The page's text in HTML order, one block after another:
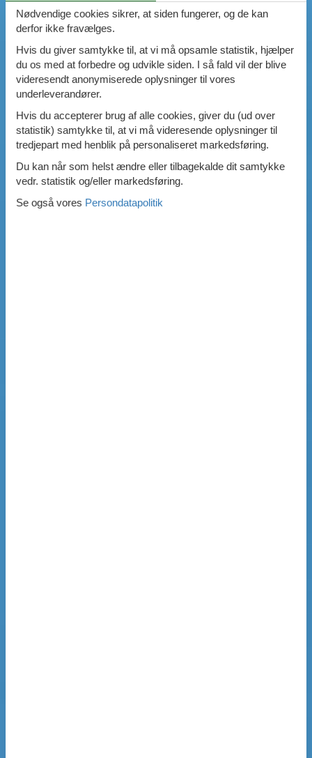
Nødvendige cookies sikrer, at siden fungerer, og de kan
derfor ikke fravælges.
Hvis du giver samtykke til, at vi må opsamle statistik, hjælper
du os med at forbedre og udvikle siden. I så fald vil der blive
videresendt anonymiserede oplysninger til vores
underleverandører.
Hvis du accepterer brug af alle cookies, giver du (ud over
statistik) samtykke til, at vi må videresende oplysninger til
tredjepart med henblik på personaliseret markedsføring.
Du kan når som helst ændre eller tilbagekalde dit samtykke
vedr. statistik og/eller markedsføring.
Se også vores Persondatapolitik